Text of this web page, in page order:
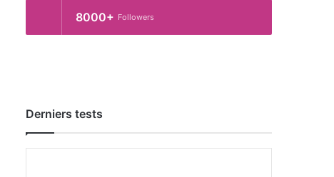
8000+ Followers
Derniers tests